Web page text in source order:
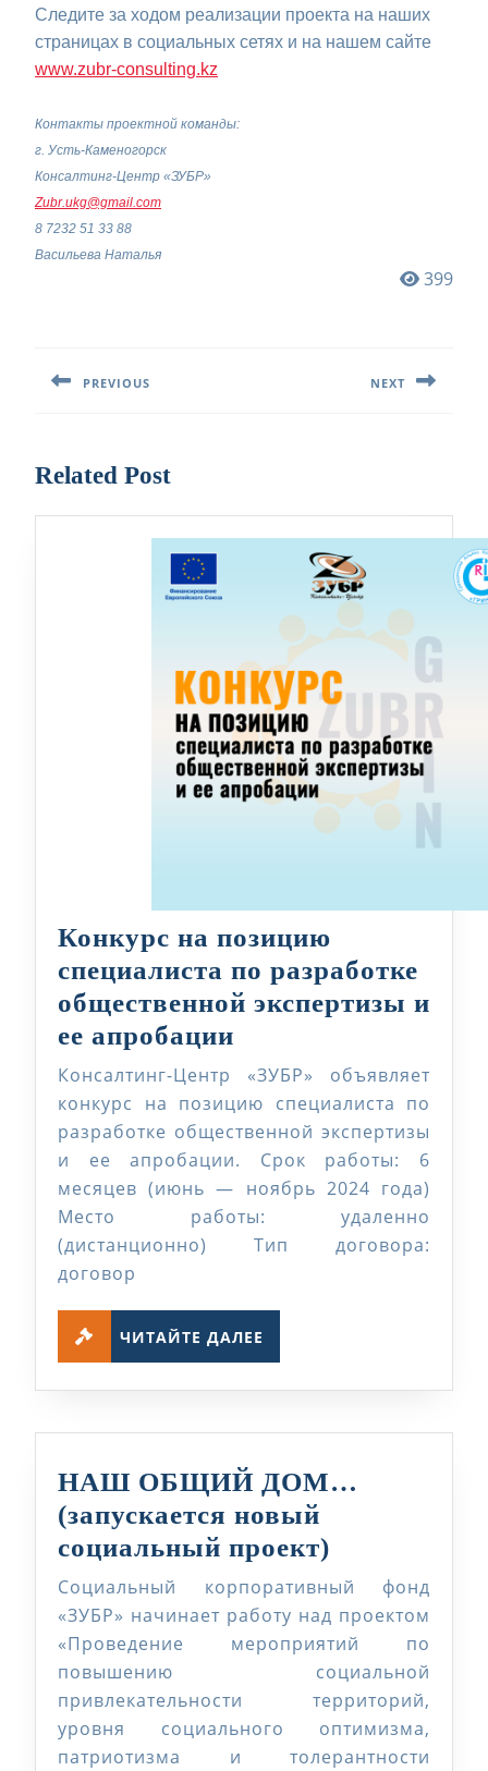
Следите за ходом реализации проекта на наших
страницах в социальных сетях и на нашем сайте
www.zubr-consulting.kz
Контакты проектной команды:
г. Усть-Каменогорск
Консалтинг-Центр «ЗУБР»
Zubr.ukg@gmail.com
8 7232 51 33 88
Васильева Наталья
399
записям
PREVIOUS NEXT
Related Post
Конкурс на позицию
специалиста по разработке
общественной экспертизы и
ее апробации
на
позицию
специалиста
по
разработке
общественной
экспертизы
ее
апробации
Консалтинг-Центр «ЗУБР» объявляет
конкурс на позицию специалиста по
разработке общественной экспертизы
и ее апробации. Срок работы: 6
месяцев (июнь — ноябрь 2024 года)
Место работы: удаленно
(дистанционно) Тип договора:
договор
ЧИТАЙТЕ ДАЛЕЕ
НАШ ОБЩИЙ ДОМ…
(запускается новый
социальный проект)
ОБЩИЙ
ДОМ…
новый
проект)
Социальный корпоративный фонд
«ЗУБР» начинает работу над проектом
«Проведение мероприятий по
повышению социальной
привлекательности территорий,
уровня социального оптимизма,
патриотизма и толерантности